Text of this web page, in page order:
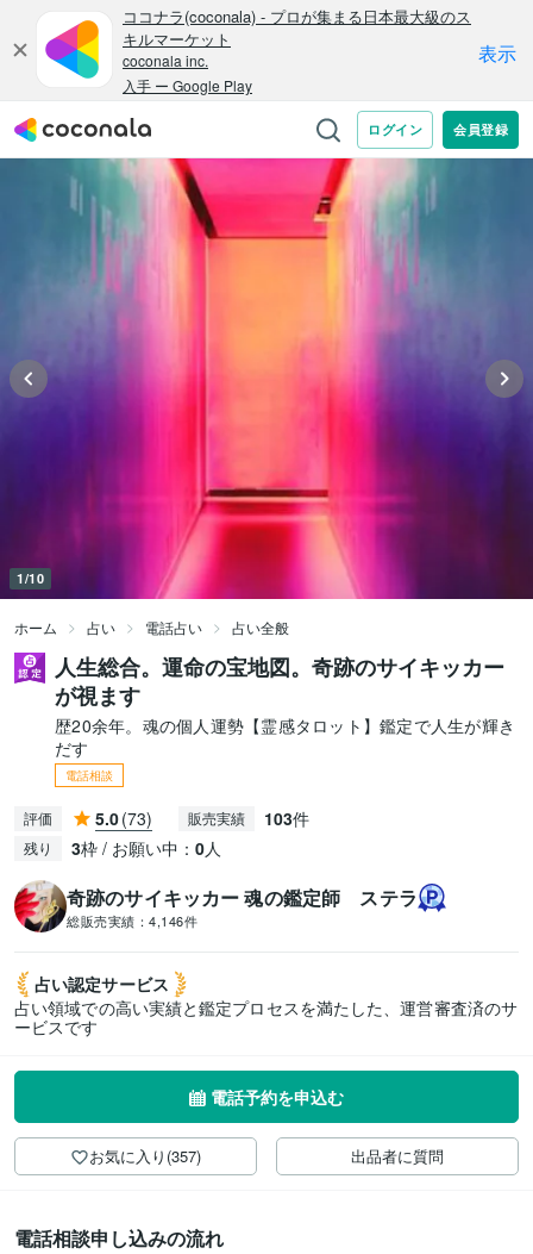
1/10
ホーム 占い 電話占い 占い全般
人生総合。運命の宝地図。奇跡のサイキッカー
が視ます
歴20余年。魂の個人運勢【霊感タロット】鑑定で人生が輝き
だす
電話相談
評価 5.0(73) 販売実績 103件
残り 3枠 / お願い中： 0人
奇跡のサイキッカー 魂の鑑定師 ステラ
総販売実績： 4,146件
占い認定サービス
占い領域での高い実績と鑑定プロセスを満たした、運営審査済のサ
ービスです
電話予約を申込む
お気に入り(357) 出品者に質問
電話相談申し込みの流れ